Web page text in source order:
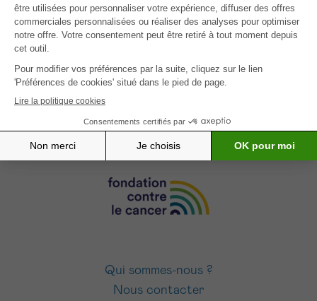
INSCRIVEZ-VOUS À NOTRE NEWSLETTER
Qui sommes-nous ?
Nous contacter